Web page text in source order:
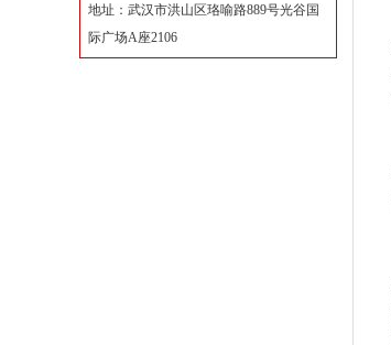
地址：武汉市洪山区珞喻路889号光谷国
际广场A座2106